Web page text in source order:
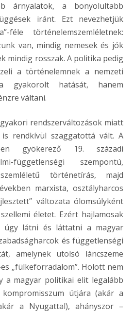
árnyalatok, a bonyolultabb
iránt. Ezt nevezhetjük
féle történelemszemléletnek:
van, mindig nemesek és jók
mindig rosszak. A politika pedig
a történelemnek a nemzeti
gyakorolt hatását, hanem
váltani.
rendszerváltozások miatt
rendkívül szaggatottá vált. A
gyökerező 19. századi
függetlenségi szempontú,
történetírás, majd
marxista, osztályharcos
változata ólomsúlyként
életet. Ezért hajlamosak
úgy látni és láttatni a magyar
és függetlenségi
amelynek utolsó láncszeme
„fülkeforradalom”. Holott nem
a magyar politikai elit legalább
útjára (akár a
a Nyugattal), ahányszor –